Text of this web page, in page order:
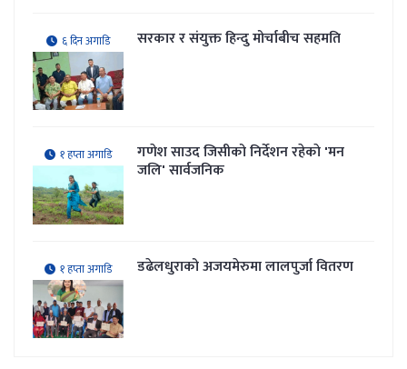
६ दिन अगाडि सरकार र संयुक्त हिन्दु मोर्चाबीच सहमति
१ हप्ता अगाडि गणेश साउद जिसीको निर्देशन रहेकाे 'मन
जलि' सार्वजनिक
१ हप्ता अगाडि डढेलधुराको अजयमेरुमा लालपुर्जा वितरण